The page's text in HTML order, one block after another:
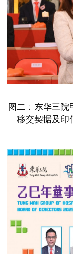
图二：东华三院
移交契据及印